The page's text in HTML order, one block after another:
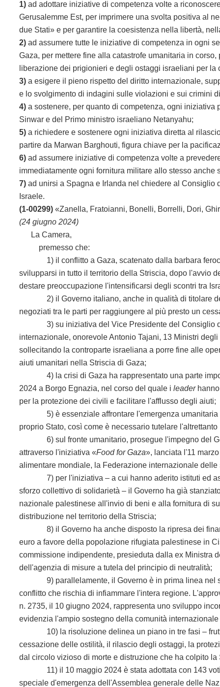
1) ad adottare iniziative di competenza volte a
Gerusalemme Est, per imprimere una svolta positiva al
due Stati» e per garantire la coesistenza nella libertà,
2) ad assumere tutte le iniziative di competenza in ogni
Gaza, per mettere fine alla catastrofe umanitaria in
liberazione dei prigionieri e degli ostaggi israeliani per
3) a esigere il pieno rispetto del diritto internazionale,
e lo svolgimento di indagini sulle violazioni e sui crimini
4) a sostenere, per quanto di competenza, ogni
Sinwar e del Primo ministro israeliano Netanyahu;
5) a richiedere e sostenere ogni iniziativa diretta al
partire da Marwan Barghouti, figura chiave per la
6) ad assumere iniziative di competenza volte a
immediatamente ogni fornitura militare allo stesso anche
7) ad unirsi a Spagna e Irlanda nel chiedere al
Israele.
(1-00299) «Zanella, Fratoianni, Bonelli, Borrelli, Dori,
(24 giugno 2024)
La Camera,
premesso che:
1) il conflitto a Gaza, scatenato dalla barbara
svilupparsi in tutto il territorio della Striscia, dopo l'avvio
destare preoccupazione l'intensificarsi degli scontri tra
2) il Governo italiano, anche in qualità di titolare
negoziati tra le parti per raggiungere al più presto un
3) su iniziativa del Vice Presidente del Consiglio
internazionale, onorevole Antonio Tajani, 13 Ministri
sollecitando la controparte israeliana a porre fine alle
aiuti umanitari nella Striscia di Gaza;
4) la crisi di Gaza ha rappresentato una parte
2024 a Borgo Egnazia, nel corso del quale ileaderhanno
per la protezione dei civili e facilitare l'afflusso degli aiuti;
5) è essenziale affrontare l'emergenza umanitaria
proprio Stato, così come è necessario tutelare
6) sul fronte umanitario, prosegue l'impegno del
attraverso l'iniziativa «Food for Gaza», lanciata l'11
alimentare mondiale, la Federazione internazionale
7) per l'iniziativa – a cui hanno aderito istituti ed
sforzo collettivo di solidarietà – il Governo ha già
nazionale palestinese all'invio di beni e alla fornitura di
distribuzione nel territorio della Striscia;
8) il Governo ha anche disposto la ripresa dei
euro a favore della popolazione rifugiata palestinese in
commissione indipendente, presieduta dalla ex Ministra
dell'agenzia di misure a tutela del principio di neutralità;
9) parallelamente, il Governo è in prima linea nel
conflitto che rischia di infiammare l'intera regione.
n. 2735, il 10 giugno 2024, rappresenta uno sviluppo
evidenzia l'ampio sostegno della comunità
10) la risoluzione delinea un piano in tre fasi – frutto
cessazione delle ostilità, il rilascio degli ostaggi, la
dal circolo vizioso di morte e distruzione che ha colpito
11) il 10 maggio 2024 è stata adottata con 143 voti
speciale d'emergenza dell'Assemblea generale delle